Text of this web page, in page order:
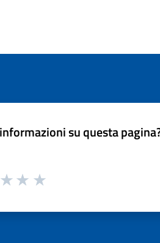
su questa